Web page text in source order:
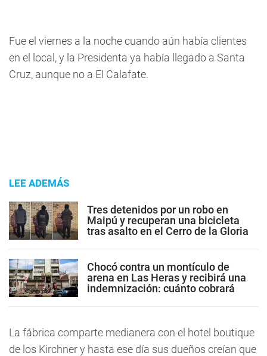
Fue el viernes a la noche cuando aún había clientes
en el local, y la Presidenta ya había llegado a Santa
Cruz, aunque no a El Calafate.
LEE ADEMÁS
Tres detenidos por un robo en
Maipú y recuperan una bicicleta
tras asalto en el Cerro de la Gloria
Chocó contra un montículo de
arena en Las Heras y recibirá una
indemnización: cuánto cobrará
La fábrica comparte medianera con el hotel boutique
de los Kirchner y hasta ese día sus dueños creían que